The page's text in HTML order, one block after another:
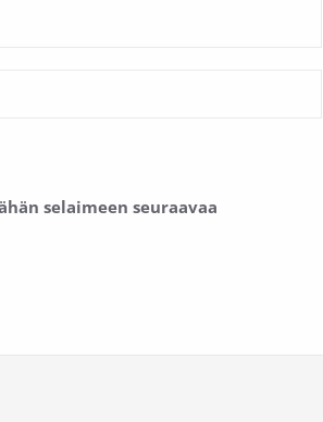
selaimeen seuraavaa